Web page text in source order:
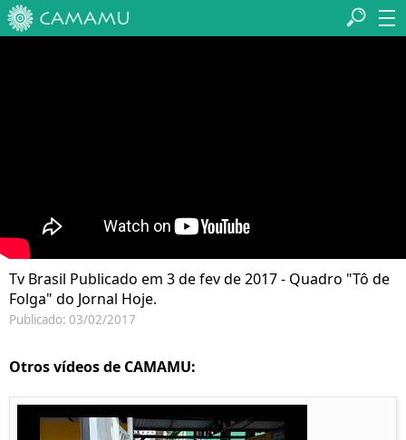
Tv Brasil Publicado em 3 de fev de 2017 - Quadro "Tô de
Folga" do Jornal Hoje.
Publicado: 03/02/2017
Otros vídeos de CAMAMU: